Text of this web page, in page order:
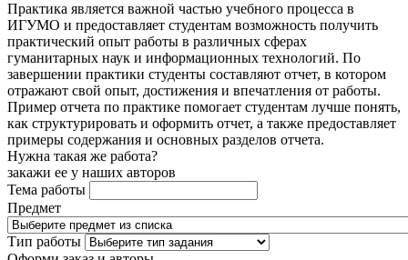
Практика является важной частью учебного процесса в
ИГУМО и предоставляет студентам возможность получить
практический опыт работы в различных сферах
гуманитарных наук и информационных технологий. По
завершении практики студенты составляют отчет, в котором
отражают свой опыт, достижения и впечатления от работы.
Пример отчета по практике помогает студентам лучше понять,
как структурировать и оформить отчет, а также предоставляет
примеры содержания и основных разделов отчета.
Нужна такая же работа?
закажи ее у наших авторов
Тема работы
Предмет
Тип работы